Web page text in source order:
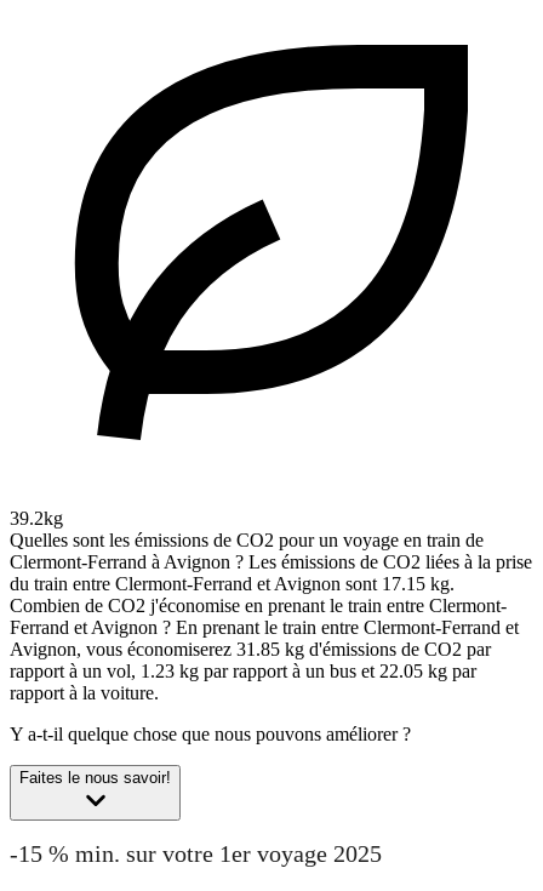
39.2kg
Quelles sont les émissions de CO2 pour un voyage en train de
Clermont-Ferrand à Avignon ? Les émissions de CO2 liées à la prise
du train entre Clermont-Ferrand et Avignon sont 17.15 kg.
Combien de CO2 j'économise en prenant le train entre Clermont-
Ferrand et Avignon ? En prenant le train entre Clermont-Ferrand et
Avignon, vous économiserez 31.85 kg d'émissions de CO2 par
rapport à un vol, 1.23 kg par rapport à un bus et 22.05 kg par
rapport à la voiture.
Y a-t-il quelque chose que nous pouvons améliorer ?
Faites le nous savoir!
-15 % min. sur votre 1er voyage 2025